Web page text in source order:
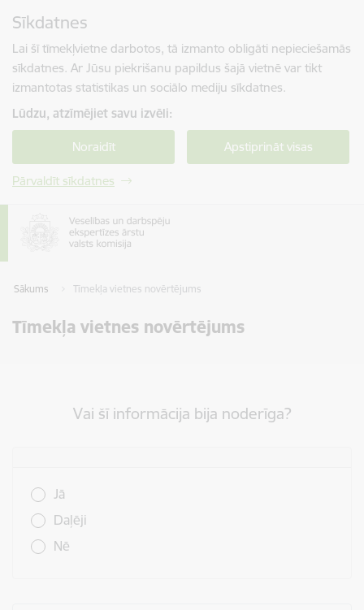
Sīkdatnes
Lai šī tīmekļvietne darbotos, tā izmanto obligāti nepieciešamās
sīkdatnes. Ar Jūsu piekrišanu papildus šajā vietnē var tikt
izmantotas statistikas un sociālo mediju sīkdatnes.
Lūdzu, atzīmējiet savu izvēli:
Noraidīt Apstiprināt visas
Pārvaldīt sīkdatnes
Sākums Tīmekļa vietnes novērtējums
Tīmekļa vietnes novērtējums
Vai šī informācija bija noderīga?
Jā
Daļēji
Nē